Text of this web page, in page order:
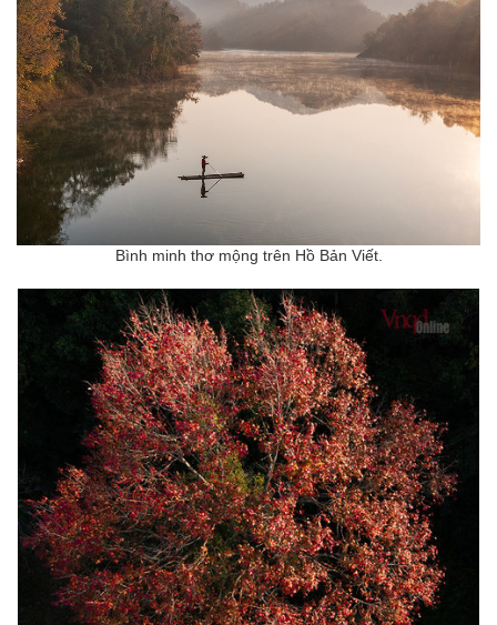
Bình minh thơ mộng trên Hồ Bản Viết.